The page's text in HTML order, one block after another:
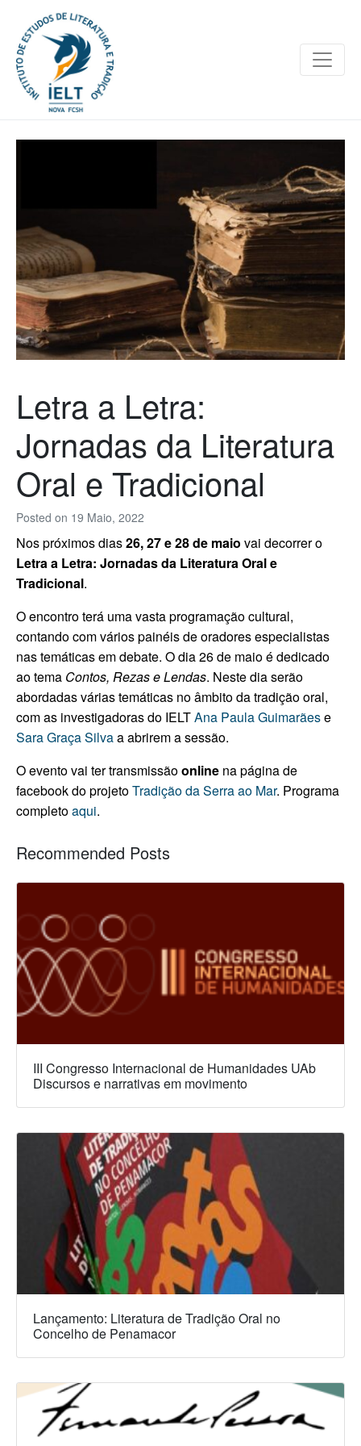
Posted on 19 Maio, 2022
Letra a Letra:
Jornadas da Literatura
Oral e Tradicional
Nos próximos dias26, 27 e 28 de maio vai decorrer o
Letra a Letra: Jornadas da Literatura Oral e
Tradicional.
O encontro terá uma vasta programação cultural,
contando com vários painéis de oradores especialistas
nas temáticas em debate. O dia 26 de maio é dedicado
ao tema Contos, Rezas e Lendas. Neste dia serão
abordadas várias temáticas no âmbito da tradição oral,
com as investigadoras do IELTAna Paula Guimarãese
Sara Graça Silvaa abrirem a sessão.
O evento vai ter transmissãoonline na página de
facebook do projetoTradição da Serra ao Mar. Programa
completoaqui.
Recommended Posts
III Congresso Internacional de Humanidades UAb
Discursos e narrativas em movimento
Lançamento: Literatura de Tradição Oral no
Concelho de Penamacor